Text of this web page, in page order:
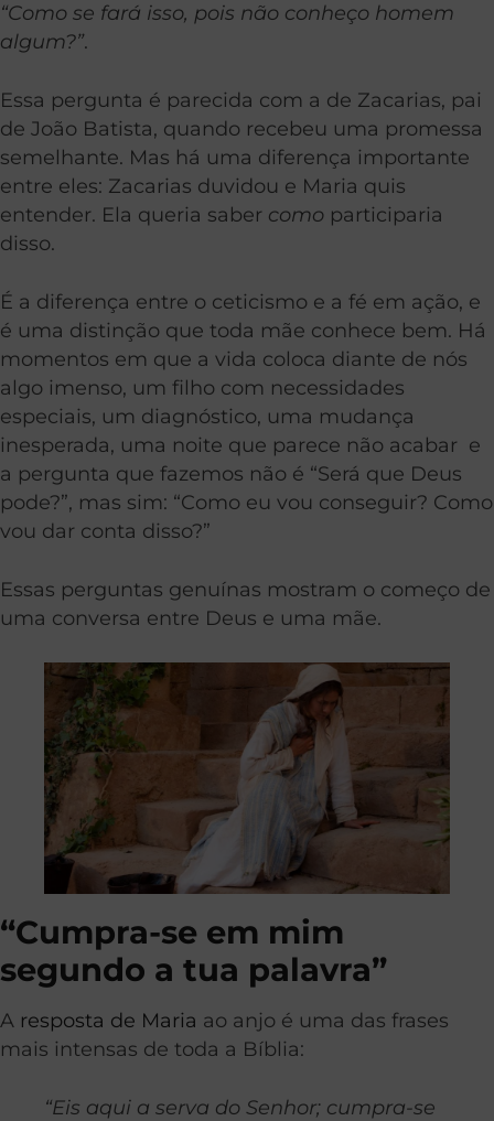
“Como se fará isso, pois não conheço homem
algum?”.
Essa pergunta é parecida com a de Zacarias, pai
de João Batista, quando recebeu uma promessa
semelhante. Mas há uma diferença importante
entre eles: Zacarias duvidou e Maria quis
entender. Ela queria saber como participaria
disso.
É a diferença entre o ceticismo e a fé em ação, e
é uma distinção que toda mãe conhece bem. Há
momentos em que a vida coloca diante de nós
algo imenso, um filho com necessidades
especiais, um diagnóstico, uma mudança
inesperada, uma noite que parece não acabar e
a pergunta que fazemos não é “Será que Deus
pode?”, mas sim: “Como eu vou conseguir? Como
vou dar conta disso?”
Essas perguntas genuínas mostram o começo de
uma conversa entre Deus e uma mãe.
“Cumpra-se em mim
segundo a tua palavra”
A resposta de Maria ao anjo é uma das frases
mais intensas de toda a Bíblia:
“Eis aqui a serva do Senhor; cumpra-se